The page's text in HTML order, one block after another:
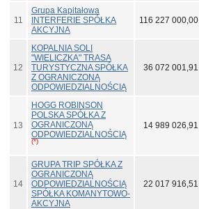
11
Grupa Kapitałowa
INTERFERIE SPÓŁKA
AKCYJNA
116 227 000,00
12
KOPALNIA SOLI
"WIELICZKA" TRASA
TURYSTYCZNA SPÓŁKA
Z OGRANICZONĄ
ODPOWIEDZIALNOŚCIĄ
36 072 001,91
13
HOGG ROBINSON
POLSKA SPÓŁKA Z
OGRANICZONĄ
ODPOWIEDZIALNOŚCIĄ
(*)
14 989 026,91
14
GRUPA TRIP SPÓŁKA Z
OGRANICZONĄ
ODPOWIEDZIALNOŚCIĄ
SPÓŁKA KOMANYTOWO-
AKCYJNA
22 017 916,51